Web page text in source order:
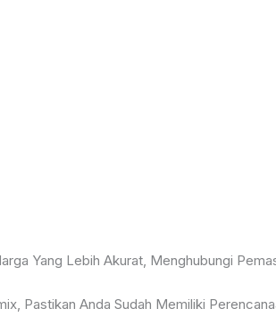
Yang Lebih Akurat, Menghubungi
Pastikan Anda Sudah Memiliki